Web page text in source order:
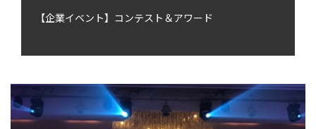
【企業イベント】コンテスト＆アワード